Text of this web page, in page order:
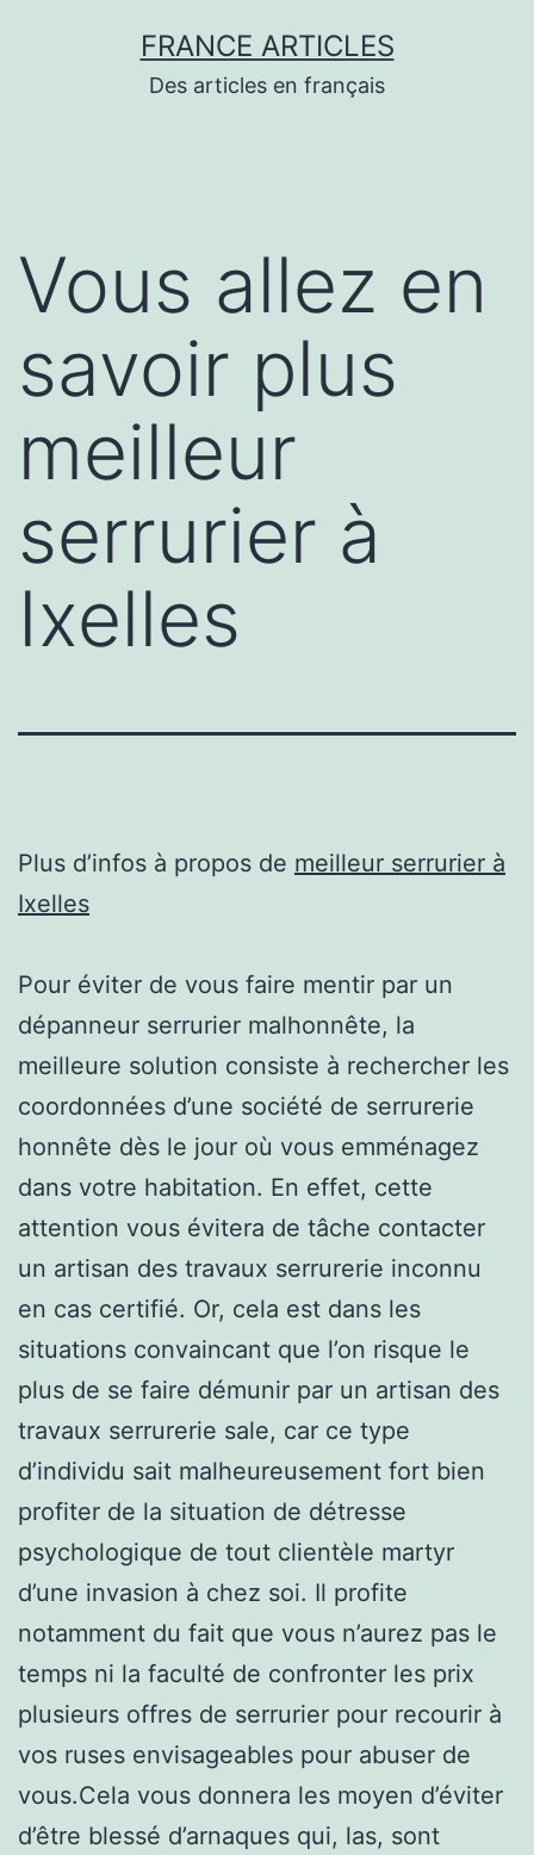
FRANCE ARTICLES
Des articles en français
Vous allez en
savoir plus
meilleur
serrurier à
Ixelles
Plus d’infos à propos de meilleur serrurier à
Ixelles
Pour éviter de vous faire mentir par un
dépanneur serrurier malhonnête, la
meilleure solution consiste à rechercher les
coordonnées d’une société de serrurerie
honnête dès le jour où vous emménagez
dans votre habitation. En effet, cette
attention vous évitera de tâche contacter
un artisan des travaux serrurerie inconnu
en cas certifié. Or, cela est dans les
situations convaincant que l’on risque le
plus de se faire démunir par un artisan des
travaux serrurerie sale, car ce type
d’individu sait malheureusement fort bien
profiter de la situation de détresse
psychologique de tout clientèle martyr
d’une invasion à chez soi. Il profite
notamment du fait que vous n’aurez pas le
temps ni la faculté de confronter les prix
plusieurs offres de serrurier pour recourir à
vos ruses envisageables pour abuser de
vous.Cela vous donnera les moyen d’éviter
d’être blessé d’arnaques qui, las, sont